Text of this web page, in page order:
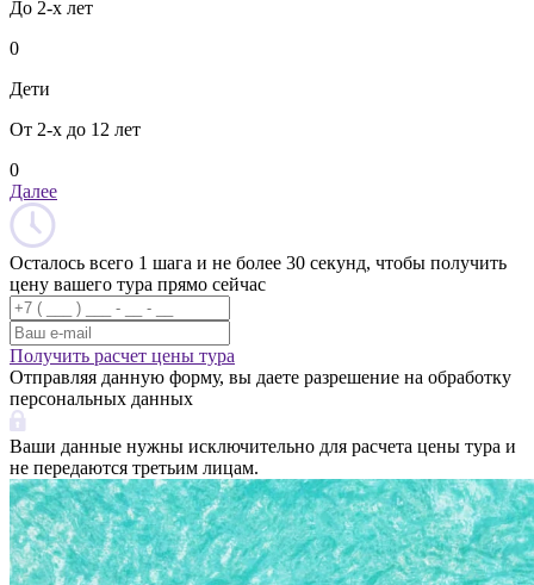
До 2-х лет
0
Дети
От 2-х до 12 лет
0
Далее
Осталось всего 1 шага и не более 30 секунд, чтобы получить
цену вашего тура прямо сейчас
Получить расчет цены тура
Отправляя данную форму, вы даете разрешение на обработку
персональных данных
Ваши данные нужны исключительно для расчета цены тура и
не передаются третьим лицам.